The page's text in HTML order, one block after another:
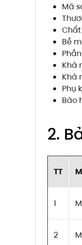
Mã
Bề
Khả
Khả
Phụ
Bảo
2.
TT
1
2